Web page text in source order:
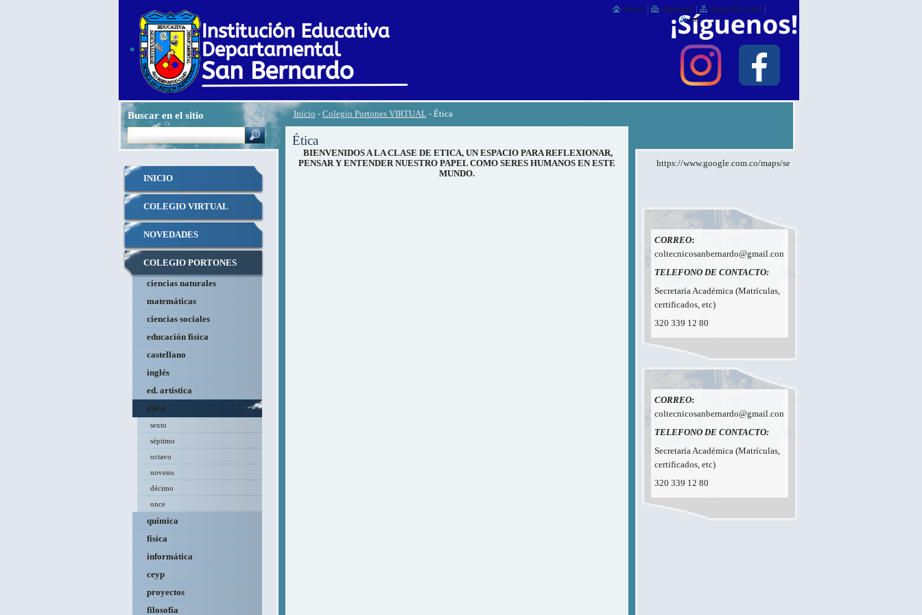
.
Inicio - Colegio Portones VIRTUAL - Ética
Ética
BIENVENIDOS A LA CLASE DE ETICA, UN ESPACIO PARA REFLEXIONAR,
PENSAR Y ENTENDER NUESTRO PAPEL COMO SERES HUMANOS EN ESTE
MUNDO.
INICIO
COLEGIO VIRTUAL
NOVEDADES
COLEGIO PORTONES
ciencias naturales
matemáticas
ciencias sociales
educación fisica
castellano
inglés
ed. artística
ética
sexto
séptimo
octavo
noveno
décimo
once
química
fisica
informática
ceyp
proyectos
filosofía
https://www.google.com.co/maps/search/ied+san+bernardo/
CORREO:
coltecnicosanbernardo@gmail.com
TELEFONO DE CONTACTO:
Secretaría Académica (Matrículas,
certificados, etc)
320 339 12 80
CORREO:
coltecnicosanbernardo@gmail.com
TELEFONO DE CONTACTO:
Secretaría Académica (Matrículas,
certificados, etc)
320 339 12 80
Buscar en el sitio
inicio imprimir mapa del sitio
rss